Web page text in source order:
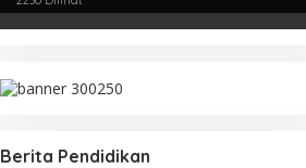
Kejurnas Menpora Cup II 2024
Berita Pendidikan